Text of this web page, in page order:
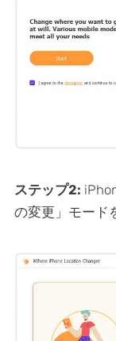
ステップ2:
の変更」モード